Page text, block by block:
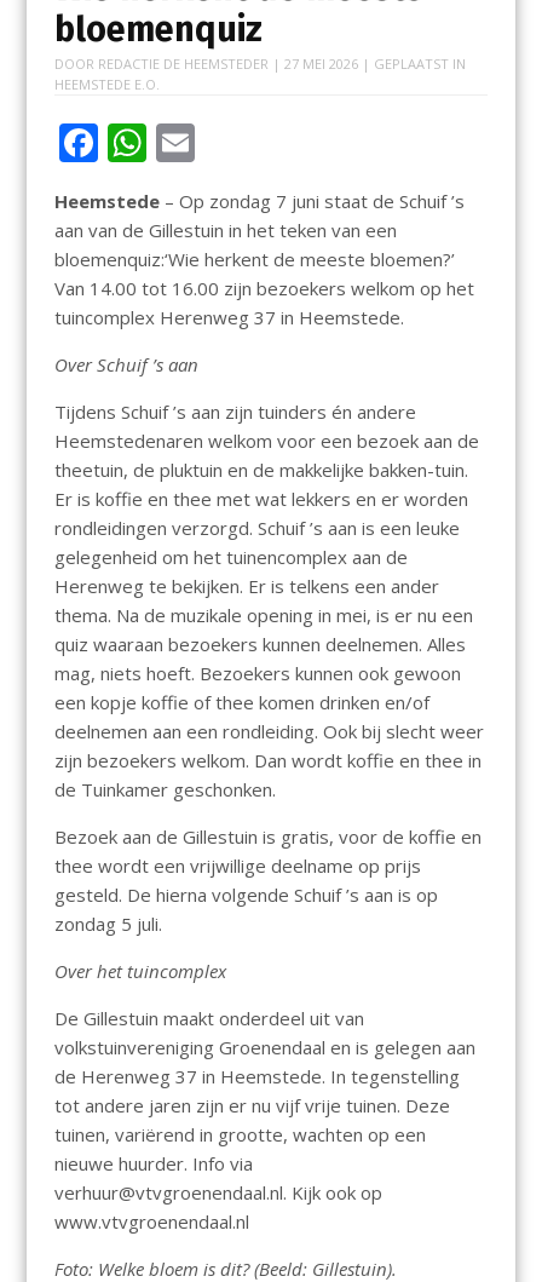
bloemenquiz
DOOR REDACTIE DE HEEMSTEDER | 27 MEI 2026| GEPLAATST IN
HEEMSTEDE E.O.
F
e
b
o
o
k
W
h
at
s
A
p
p
E
ai
l
Heemstede– Op zondag 7 juni staat de Schuif ’s
aan van de Gillestuin in het teken van een
bloemenquiz:‘Wie herkent de meeste bloemen?’
Van 14.00 tot 16.00 zijn bezoekers welkom op het
tuincomplex Herenweg 37 in Heemstede.
Over Schuif ’s aan
Tijdens Schuif ’s aan zijn tuinders én andere
Heemstedenaren welkom voor een bezoek aan de
theetuin, de pluktuin en de makkelijke bakken-tuin.
Er is koffie en thee met wat lekkers en er worden
rondleidingen verzorgd. Schuif ’s aan is een leuke
gelegenheid om het tuinencomplex aan de
Herenweg te bekijken. Er is telkens een ander
thema. Na de muzikale opening in mei, is er nu een
quiz waaraan bezoekers kunnen deelnemen. Alles
mag, niets hoeft. Bezoekers kunnen ook gewoon
een kopje koffie of thee komen drinken en/of
deelnemen aan een rondleiding. Ook bij slecht weer
zijn bezoekers welkom. Dan wordt koffie en thee in
de Tuinkamer geschonken.
Bezoek aan de Gillestuin is gratis, voor de koffie en
thee wordt een vrijwillige deelname op prijs
gesteld. De hierna volgende Schuif ’s aan is op
zondag 5 juli.
Over het tuincomplex
De Gillestuin maakt onderdeel uit van
volkstuinvereniging Groenendaal en is gelegen aan
de Herenweg 37 in Heemstede. In tegenstelling
tot andere jaren zijn er nu vijf vrije tuinen. Deze
tuinen, variërend in grootte, wachten op een
nieuwe huurder. Info via
verhuur@vtvgroenendaal.nl. Kijk ook op
www.vtvgroenendaal.nl
Foto: Welke bloem is dit? (Beeld: Gillestuin).